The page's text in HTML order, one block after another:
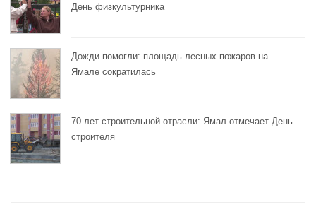
День физкультурника
Дожди помогли: площадь лесных пожаров на
Ямале сократилась
70 лет строительной отрасли: Ямал отмечает День
строителя